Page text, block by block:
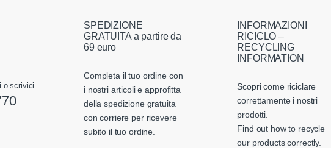
o scrivici
SPEDIZIONE
GRATUITA a partire da
69 euro
Completa il tuo ordine con
i nostri articoli e approfitta
della spedizione gratuita
con corriere per ricevere
subito il tuo ordine.
INFORMAZIONI
RICICLO –
RECYCLING
INFORMATION
Scopri come riciclare
correttamente i nostri
prodotti.
Find out how to recycle
our products correctly.